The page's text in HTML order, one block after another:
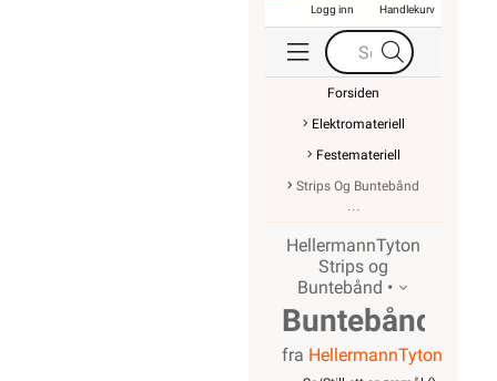
Logg inn Handlekurv
Forsiden
Elektromateriell
Festemateriell
Strips Og Buntebånd
HellermannTyton
Strips og
Buntebånd •
Buntebånd
Strips
fra HellermannTyton